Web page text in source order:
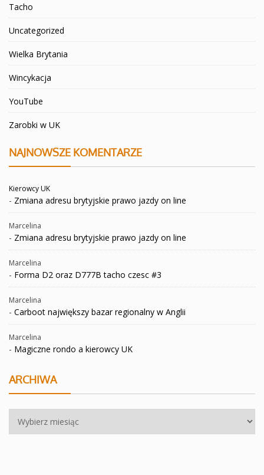
Tacho
Uncategorized
Wielka Brytania
Wincykacja
YouTube
Zarobki w UK
NAJNOWSZE KOMENTARZE
Kierowcy UK
- Zmiana adresu brytyjskie prawo jazdy on line
Marcelina
- Zmiana adresu brytyjskie prawo jazdy on line
Marcelina
- Forma D2 oraz D777B tacho czesc #3
Marcelina
- Carboot największy bazar regionalny w Anglii
Marcelina
- Magiczne rondo a kierowcy UK
ARCHIWA